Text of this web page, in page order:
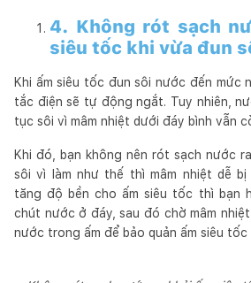
4. Không rót sạch
siêu tốc khi vừa đun
Khi ấm siêu tốc đun sôi nước đến mức
tắc điện sẽ tự động ngắt. Tuy nhiên,
tục sôi vì mâm nhiệt dưới đáy bình vẫn
Khi đó, bạn không nên rót sạch nước
sôi vì làm như thế thì mâm nhiệt dễ
tăng độ bền cho ấm siêu tốc thì bạn
chút nước ở đáy, sau đó chờ mâm
nước trong ấm để bảo quản ấm siêu tốc